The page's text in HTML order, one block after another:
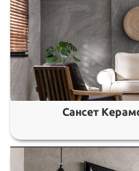
Сансет